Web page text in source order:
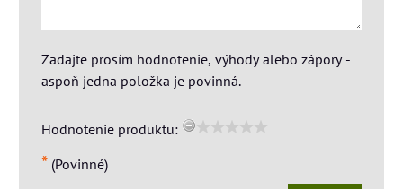
Zadajte prosím hodnotenie, výhody alebo zápory -
aspoň jedna položka je povinná.
Hodnotenie produktu:
* (Povinné)